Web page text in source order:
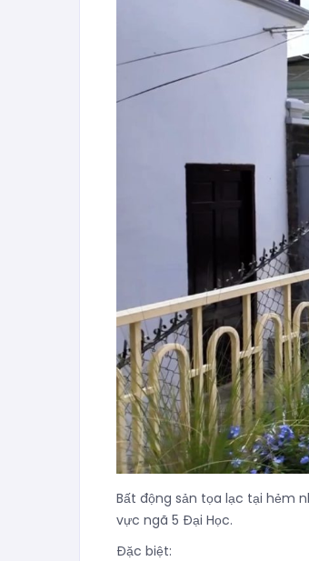
Bất động sản tọa lạc tại hẻm
vực ngã 5 Đại Học.
Đặc biệt: